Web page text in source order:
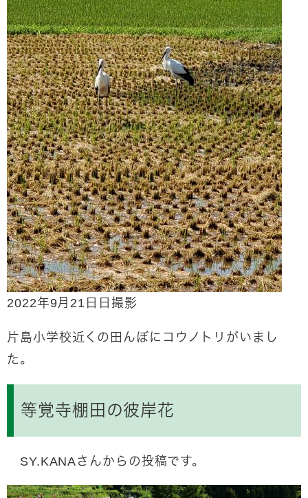
2022年9月21日日撮影
片島小学校近くの田んぼにコウノトリがいまし
た。
等覚寺棚田の彼岸花
SY.KANAさんからの投稿です。